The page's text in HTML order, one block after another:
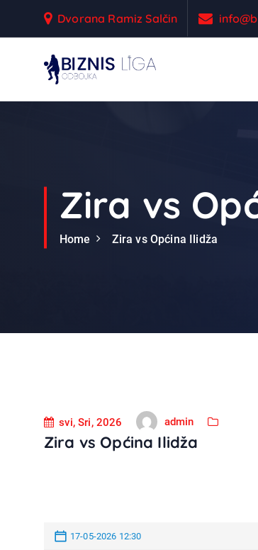
Dvorana Ramiz Salčin
Zira vs
Home Zira vs Općina Ilidža
svi, Sri, 2026 admin
Zira vs Općina Ilidža
17-05-2026 12:30